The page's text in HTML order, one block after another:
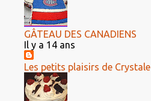
GÂTEAU DES CANADIENS
Il y a 14 ans
Les petits plaisirs de Crystale